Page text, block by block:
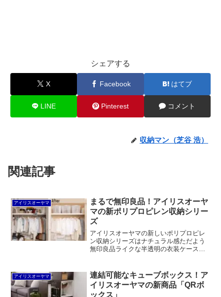
シェアする
X Facebook はてブ
LINE Pinterest コメント
収納マン（芝谷 浩）
関連記事
アイリスオーヤマ
まるで無印良品！アイリスオーヤ
マの新ポリプロピレン収納シリー
ズ
アイリスオーヤマの新しいポリプロピレ
ン収納シリーズはナチュラル感ただよう
無印良品ライクな半透明の衣装ケースな
い。価格はほとんど変わりません。全部
同じ色で統一できるのはメリットと言え
るでしょう。
アイリスオーヤマ
連結可能なキューブボックス！ア
イリスオーヤマの新商品「QRボ
ックス」